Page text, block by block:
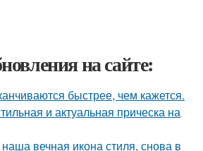
на сайте:
быстрее, чем кажется.
и актуальная прическа на
вечная икона стиля, снова в